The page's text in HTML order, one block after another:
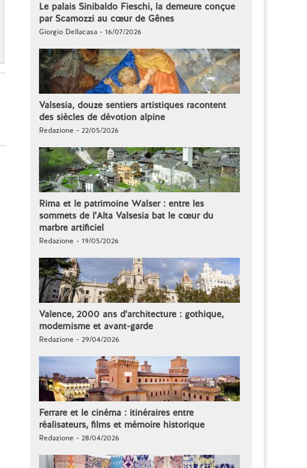
Le palais Sinibaldo Fieschi, la demeure conçue
par Scamozzi au cœur de Gênes
Giorgio Dellacasa - 16/07/2026
Valsesia, douze sentiers artistiques racontent
des siècles de dévotion alpine
Redazione - 22/05/2026
Rima et le patrimoine Walser : entre les
sommets de l'Alta Valsesia bat le cœur du
marbre artificiel
Redazione - 19/05/2026
Valence, 2000 ans d'architecture : gothique,
modernisme et avant-garde
Redazione - 29/04/2026
Ferrare et le cinéma : itinéraires entre
réalisateurs, films et mémoire historique
Redazione - 28/04/2026